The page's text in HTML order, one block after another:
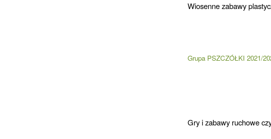
Wiosenne zabawy
Grupa PSZCZÓŁKI 2021/
Gry i zabawy ruchowe